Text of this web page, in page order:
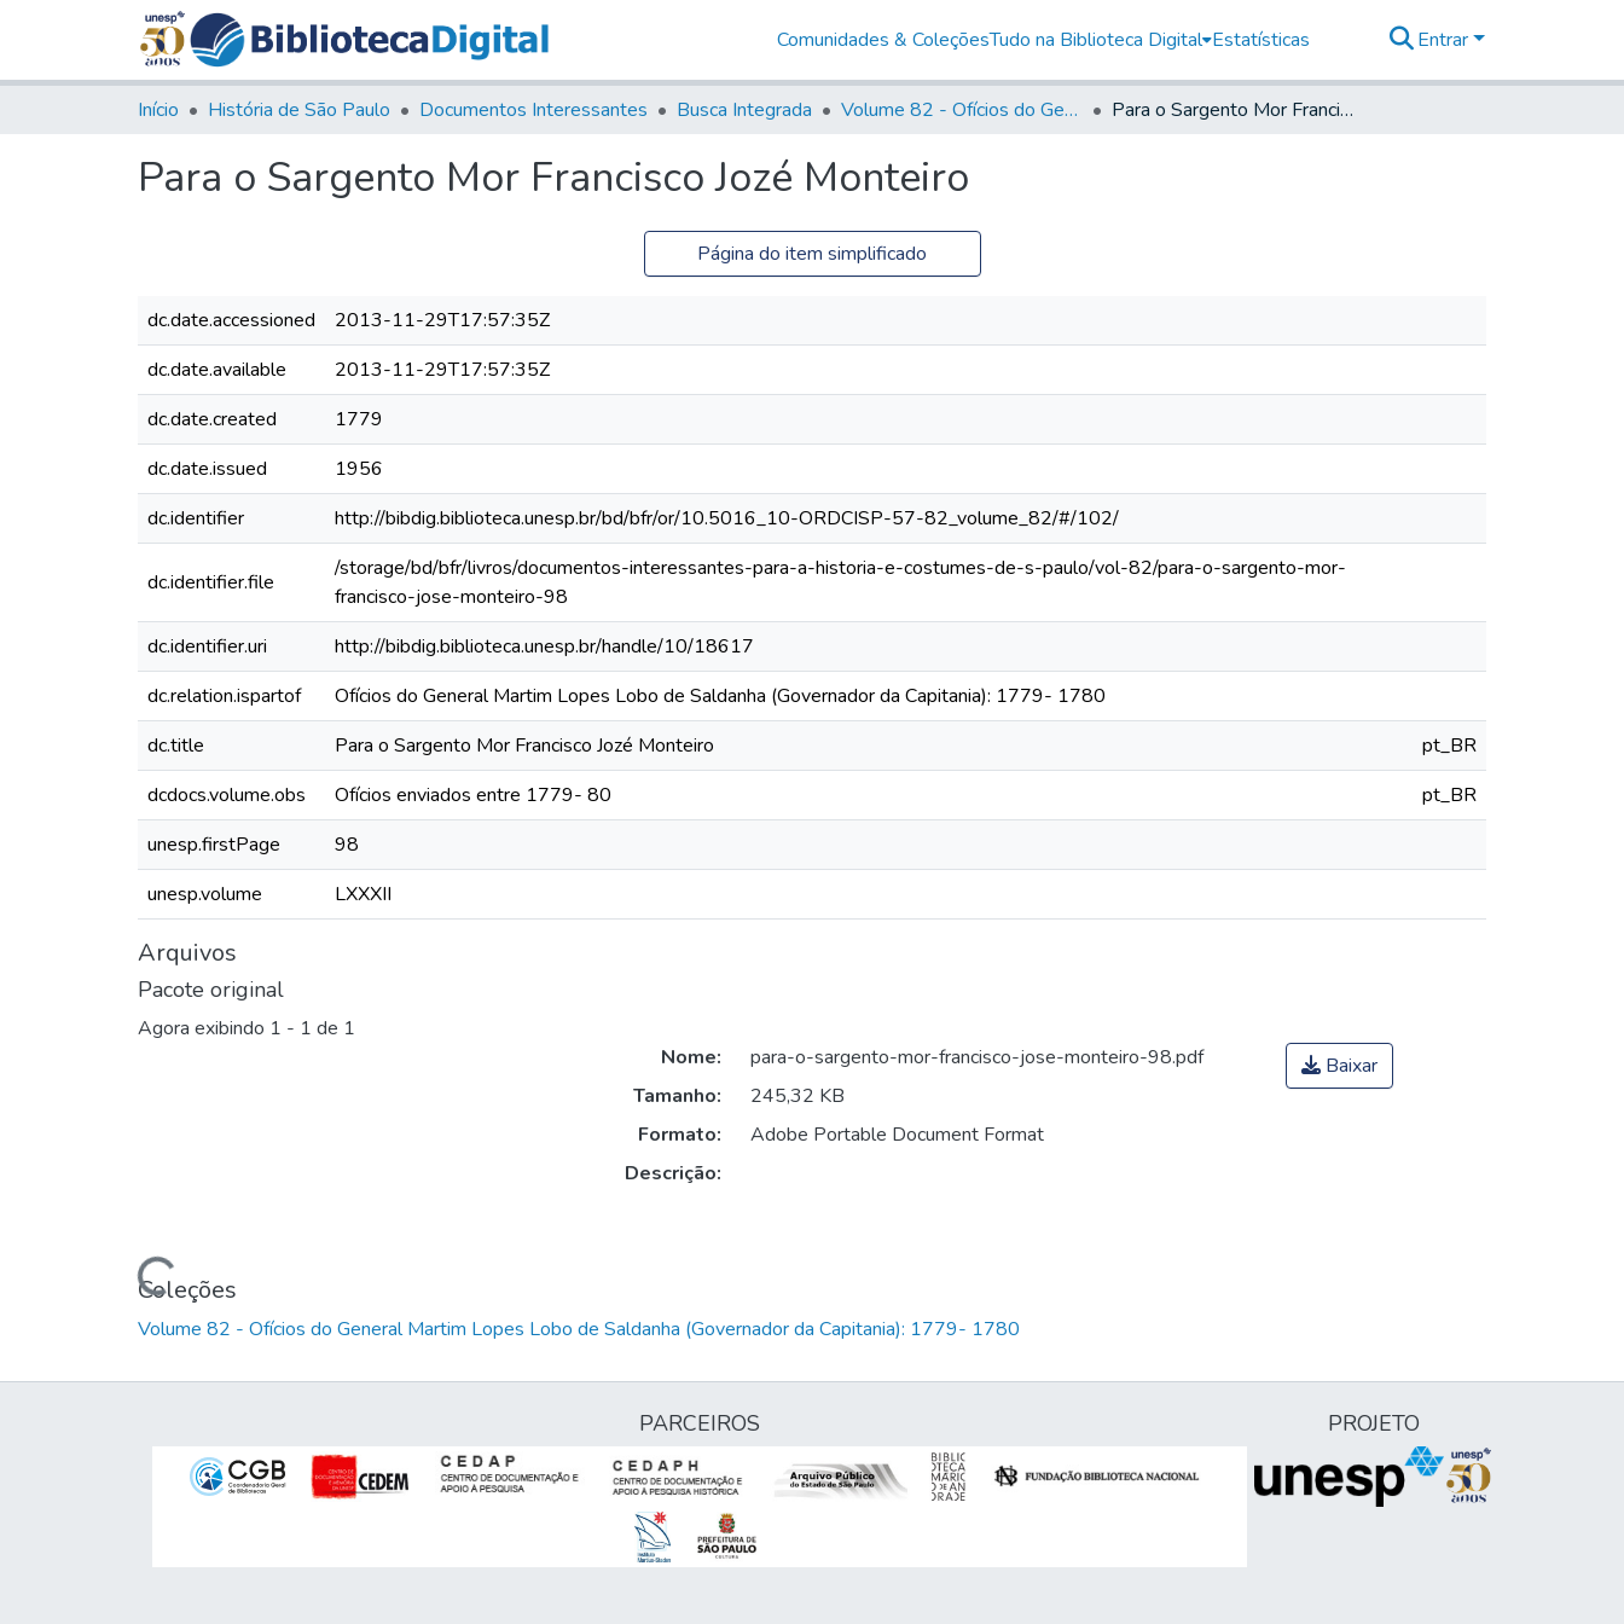
Comunidades & ColeçõesTudo na Biblioteca Digital Estatísticas Entrar
Início História de São Paulo Documentos Interessantes Busca Integrada Volume 82 - Ofícios do General Martim Lopes Lobo de Saldanha (Governador da Capitania): 1779- 1780 Para o Sargento Mor Francisco Jozé Monteiro
Para o Sargento Mor Francisco Jozé Monteiro
Página do item simplificado
dc.date.accessioned
2013-11-29T17:57:35Z
dc.date.available
2013-11-29T17:57:35Z
dc.date.created
1779
dc.date.issued
1956
dc.identifier
http://bibdig.biblioteca.unesp.br/bd/bfr/or/10.5016_10-ORDCISP-57-82_volume_82/#/102/
dc.identifier.file
/storage/bd/bfr/livros/documentos-interessantes-para-a-historia-e-costumes-de-s-paulo/vol-82/para-o-sargento-mor-
francisco-jose-monteiro-98
dc.identifier.uri
http://bibdig.biblioteca.unesp.br/handle/10/18617
dc.relation.ispartof
Ofícios do General Martim Lopes Lobo de Saldanha (Governador da Capitania): 1779- 1780
dc.title
Para o Sargento Mor Francisco Jozé Monteiro
pt_BR
dcdocs.volume.obs
Ofícios enviados entre 1779- 80
pt_BR
unesp.firstPage
98
unesp.volume
LXXXII
Arquivos
Pacote original
Agora exibindo 1 - 1 de 1
Carregando...
Nome:
para-o-sargento-mor-francisco-jose-monteiro-98.pdf
Tamanho:
245,32 KB
Formato:
Adobe Portable Document Format
Descrição:
Baixar
Coleções
Volume 82 - Ofícios do General Martim Lopes Lobo de Saldanha (Governador da Capitania): 1779- 1780
PARCEIROS PROJETO